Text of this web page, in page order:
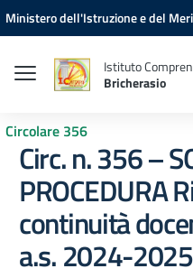
Vai ai contenuti
Vai al menu di navigazione
Vai al footer
Ministero dell'Istruzione e del
Istituto
Bricherasio
Circolare 356
Circ. n. 356 –
PROCEDURA
continuità
a.s. 2024-2025